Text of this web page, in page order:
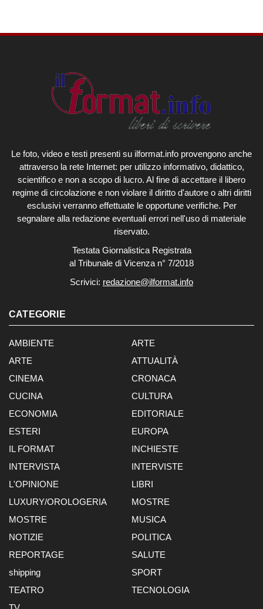
Le foto, video e testi presenti su ilformat.info provengono anche
attraverso la rete Internet: per utilizzo informativo, didattico,
scientifico e non a scopo di lucro. Al fine di accettare il libero
regime di circolazione e non violare il diritto d'autore o altri diritti
esclusivi verranno effettuate le opportune verifiche. Per
segnalare alla redazione eventuali errori nell'uso di materiale
riservato.
Testata Giornalistica Registrata
al Tribunale di Vicenza n° 7/2018
Scrivici: redazione@ilformat.info
CATEGORIE
AMBIENTE
ARTE
ARTE
ATTUALITÀ
CINEMA
CRONACA
CUCINA
CULTURA
ECONOMIA
EDITORIALE
ESTERI
EUROPA
IL FORMAT
INCHIESTE
INTERVISTA
INTERVISTE
L'OPINIONE
LIBRI
LUXURY/OROLOGERIA
MOSTRE
MOSTRE
MUSICA
NOTIZIE
POLITICA
REPORTAGE
SALUTE
shipping
SPORT
TEATRO
TECNOLOGIA